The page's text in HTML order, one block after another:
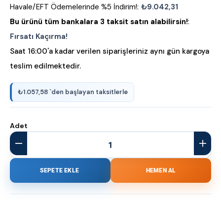
Havale/EFT Ödemelerinde %5 İndirim!: ₺9.042,31
Bu ürünü tüm bankalara 3 taksit satın alabilirsin!:
Fırsatı Kaçırma!
Saat 16:00'a kadar verilen siparişleriniz aynı gün kargoya
teslim edilmektedir.
₺1.057,58 `den başlayan taksitlerle
Adet